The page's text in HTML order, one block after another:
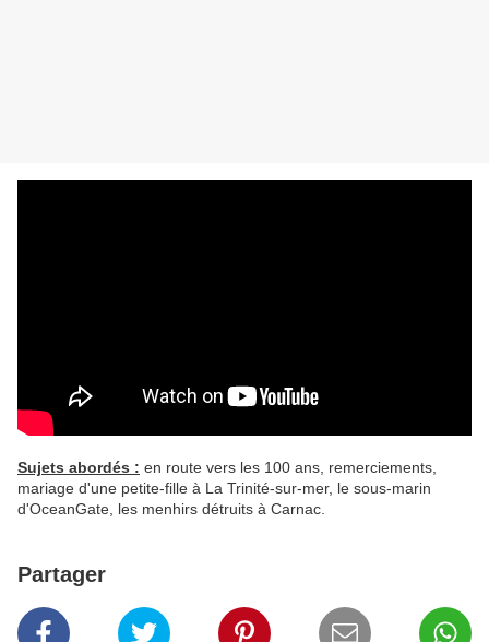
Sujets abordés : en route vers les 100 ans, remerciements,
mariage d'une petite-fille à La Trinité-sur-mer, le sous-marin
d'OceanGate, les menhirs détruits à Carnac.
Partager